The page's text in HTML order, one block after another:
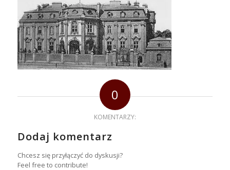
0
KOMENTARZY:
Dodaj komentarz
Chcesz się przyłączyć do dyskusji?
Feel free to contribute!